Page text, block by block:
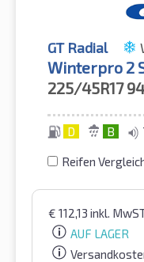
GT Radial
Winterpro 2
225/45R17
D B
Reifen
€ 112,13 inkl.
AUF LAGER